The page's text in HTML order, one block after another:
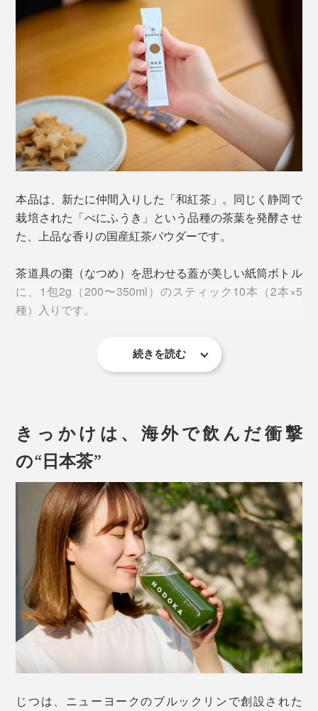
ゴクゴク飲めて、後味にふわりと茶の香り・深みが立
ち、自然としあわせなため息がこぼれます。
湯呑みやマグカップで、温かいお茶を楽しむなら、ちょ
っと濃いめの200mlのお湯で溶かしてもおいしい。
贅沢なおいしさと有り難みが全身に染み渡ります。
いただけるのです。
があります。
虫がつきやすく栽培が難しいとされる茶葉の栽培は、
とえ自分達の茶畑が無農薬であっても、近隣の茶畑が農
薬を使っていれば風に乗って茶葉に付着してしまうのだ
でも、『THE NODOKA』は近隣に他の茶畑がなく、と
ても高い場所にあるから、農薬が飛んでくる心配もあり
ません。
害虫が見つかれば人の手で一匹一匹取り除き、雑草の手
飲む時、片付けるときの手軽さだけじゃない、カラダに
とって嬉しい飲み方です。
シャカシャカするだけでさっと溶けてくれるのは、独自
のきめ細かな粉末仕上げを行なっているから。
めに「デキストリン」という化学物質が入っています
が、無添加にこだわったお茶づくりのため、化学物質に
頼らない粉末加工のために試行錯誤を重ねました。
粉末にする際、細かくしすぎるとダマになりやすくな
り、粗いと舌に残ってしまうため、ミクロン単位で細か
さを調整。茶葉の栄養素を壊さないよう、熱を加えずお
いしい喉ごしをつくりました。
一番のおすすめは、別売りの「ウォーターボトル」やお
手持ちの密閉ボトルに入れて、シャカシャカ振る作り
本品は、新たに仲間入りした「和紅茶」。同じく静岡で
栽培された「べにふうき」という品種の茶葉を発酵させ
た、上品な香りの国産紅茶パウダーです。
茶道具の棗（なつめ）を思わせる蓋が美しい紙筒ボトル
に、1包2g（200〜350ml）のスティック10本（2本×5
種）入りです。
優しい甘みと深みある味わいなので、ミルクとの相性は
抜群！
アイスもホットも、簡単に濃厚なミルクティーが作れま
調節できるのも『THE NODOKA』のいいところ。
続きを読む
きっかけは、海外で飲んだ衝撃
の“日本茶”
じつは、ニューヨークのブルックリンで創設された